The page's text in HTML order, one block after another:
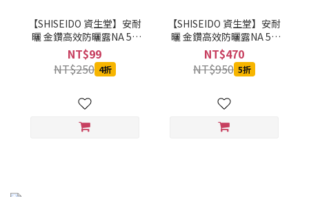
【SHISEIDO 資生堂】安耐
曬 金鑽高效防曬露NA 5X
版 12ml-專櫃公司貨(預購
品)
NT$99
NT$250 4折
【SHISEIDO 資生堂】安耐
曬 金鑽高效防曬露NA 5X
版 60ml-公司貨(預購品)
NT$470
NT$950 5折